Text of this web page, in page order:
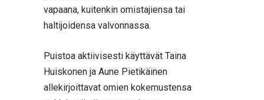
vapaana, kuitenkin omistajiensa tai
haltijoidensa valvonnassa.
Puistoa aktiivisesti käyttävät Taina
Huiskonen ja Aune Pietikäinen
allekirjoittavat omien kokemustensa